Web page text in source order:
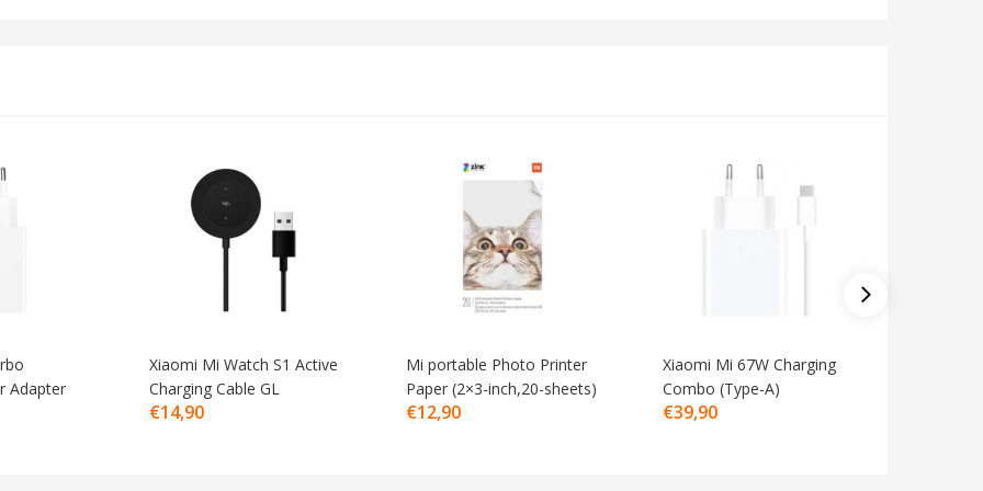
Adapter
Xiaomi Mi Watch S1 Active
Charging Cable GL
€14,90
Mi portable Photo Printer
Paper (2×3-inch,20-sheets)
€12,90
Xiaomi Mi 67W Charging
Combo (Type-A)
€39,90